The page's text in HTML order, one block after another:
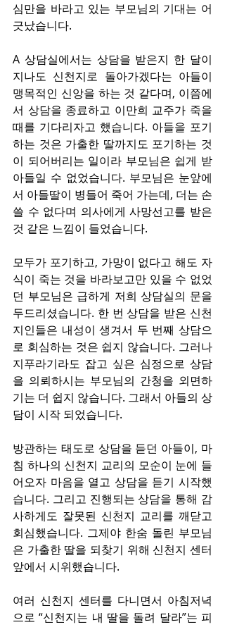
심만을 바라고 있는 부모님의 기대는 어
긋났습니다.
A 상담실에서는 상담을 받은지 한 달이
지나도 신천지로 돌아가겠다는 아들이
맹목적인 신앙을 하는 것 같다며, 이쯤에
서 상담을 종료하고 이만희 교주가 죽을
때를 기다리자고 했습니다. 아들을 포기
하는 것은 가출한 딸까지도 포기하는 것
이 되어버리는 일이라 부모님은 쉽게 받
아들일 수 없었습니다. 부모님은 눈앞에
서 아들딸이 병들어 죽어 가는데, 더는 손
쓸 수 없다며 의사에게 사망선고를 받은
것 같은 느낌이 들었습니다.
모두가 포기하고, 가망이 없다고 해도 자
식이 죽는 것을 바라보고만 있을 수 없었
던 부모님은 급하게 저희 상담실의 문을
두드리셨습니다. 한 번 상담을 받은 신천
지인들은 내성이 생겨서 두 번째 상담으
로 회심하는 것은 쉽지 않습니다. 그러나
지푸라기라도 잡고 싶은 심정으로 상담
을 의뢰하시는 부모님의 간청을 외면하
기는 더 쉽지 않습니다. 그래서 아들의 상
담이 시작 되었습니다.
방관하는 태도로 상담을 듣던 아들이, 마
침 하나의 신천지 교리의 모순이 눈에 들
어오자 마음을 열고 상담을 듣기 시작했
습니다. 그리고 진행되는 상담을 통해 감
사하게도 잘못된 신천지 교리를 깨닫고
회심했습니다. 그제야 한숨 돌린 부모님
은 가출한 딸을 되찾기 위해 신천지 센터
앞에서 시위했습니다.
여러 신천지 센터를 다니면서 아침저녁
으로 “신천지는 내 딸을 돌려 달라”는 피